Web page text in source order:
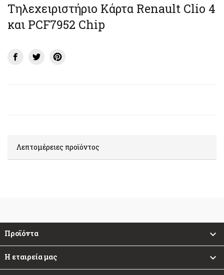
Τηλεχειριστήριο Κάρτα Renault Clio 4
και PCF7952 Chip
Λεπτομέρειες προϊόντος
Προϊόντα 
Η εταιρεία μας 